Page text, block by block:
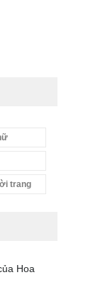
trang
Hoa